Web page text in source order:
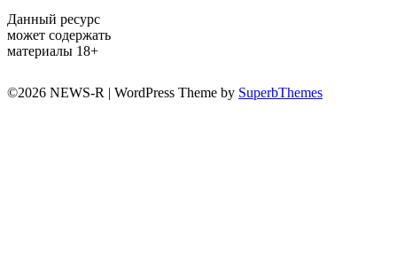
Данный ресурс
может содержать
материалы 18+
©2026 NEWS-R | WordPress Theme by SuperbThemes